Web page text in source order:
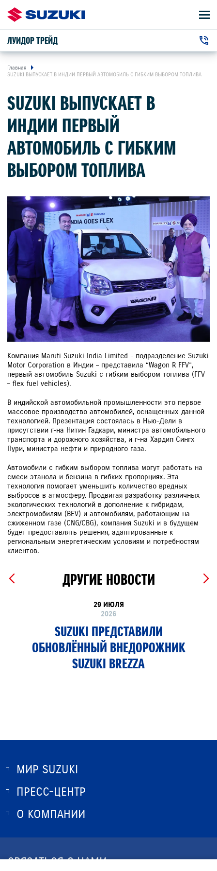
ЛУИДОР ТРЕЙД
г. Нижний Новгород, Ларина улица, 30
АВТОМОБИЛИ
ВЛАДЕЛЬЦАМ
О КОМПАНИИ
КОНТАКТЫ
НОВОСТИ
АВТОМОБИЛИ В НАЛИЧИИ
ЗАКАЗАТЬ ЗВОНОК
Главная
SUZUKI ВЫПУСКАЕТ В ИНДИИ ПЕРВЫЙ АВТОМОБИЛЬ С ГИБКИМ ВЫБОРОМ ТОПЛИВА
SUZUKI ВЫПУСКАЕТ В
ИНДИИ ПЕРВЫЙ
АВТОМОБИЛЬ С ГИБКИМ
ВЫБОРОМ ТОПЛИВА
Компания Maruti Suzuki India Limited - подразделение Suzuki
Motor Corporation в Индии – представила “Wagon R FFV”,
первый автомобиль Suzuki с гибким выбором топлива (FFV
– flex fuel vehicles).
В индийской автомобильной промышленности это первое
массовое производство автомобилей, оснащённых данной
технологией. Презентация состоялась в Нью-Дели в
присутствии г-на Нитин Гадкари, министра автомобильного
транспорта и дорожного хозяйства, и г-на Хардип Сингх
Пури, министра нефти и природного газа.
Автомобили c гибким выбором топлива могут работать на
смеси этанола и бензина в гибких пропорциях. Эта
технология помогает уменьшить количество вредных
выбросов в атмосферу. Продвигая разработку различных
экологических технологий в дополнение к гибридам,
электромобилям (BEV) и автомобилям, работающим на
сжиженном газе (CNG/CBG), компания Suzuki и в будущем
будет предоставлять решения, адаптированные к
региональным энергетическим условиям и потребностям
клиентов.
ДРУГИЕ НОВОСТИ
29 ИЮЛЯ
2026
SUZUKI ПРЕДСТАВИЛИ
ОБНОВЛЁННЫЙ ВНЕДОРОЖНИК
SUZUKI BREZZA
МИР SUZUKI
О SUZUKI
ОПТОВЫЕ ПРОДАЖИ ЗАПЧАСТЕЙ
ПРЕСС-ЦЕНТР
НОВОСТИ
О КОМПАНИИ
СВЯЗАТЬСЯ С НАМИ